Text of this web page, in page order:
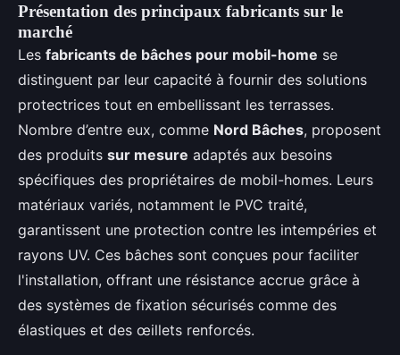
Présentation des principaux fabricants sur le
marché
Les fabricants de bâches pour mobil-home se
distinguent par leur capacité à fournir des solutions
protectrices tout en embellissant les terrasses.
Nombre d’entre eux, comme Nord Bâches, proposent
des produits sur mesure adaptés aux besoins
spécifiques des propriétaires de mobil-homes. Leurs
matériaux variés, notamment le PVC traité,
garantissent une protection contre les intempéries et
rayons UV. Ces bâches sont conçues pour faciliter
l'installation, offrant une résistance accrue grâce à
des systèmes de fixation sécurisés comme des
élastiques et des œillets renforcés.